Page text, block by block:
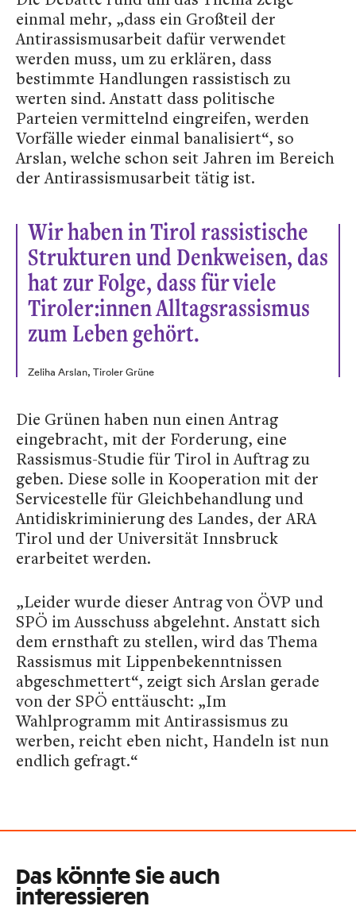
einmal mehr, „dass ein Großteil der
Antirassismusarbeit dafür verwendet
werden muss, um zu erklären, dass
bestimmte Handlungen rassistisch zu
werten sind. Anstatt dass politische
Parteien vermittelnd eingreifen, werden
Vorfälle wieder einmal banalisiert“, so
Arslan, welche schon seit Jahren im Bereich
der Antirassismusarbeit tätig ist.
Wir haben in Tirol rassistische
Strukturen und Denkweisen, das
hat zur Folge, dass für viele
Tiroler:innen Alltagsrassismus
zum Leben gehört.
Zeliha Arslan, Tiroler Grüne
Die Grünen haben nun einen Antrag
eingebracht, mit der Forderung, eine
Rassismus-Studie für Tirol in Auftrag zu
geben. Diese solle in Kooperation mit der
Servicestelle für Gleichbehandlung und
Antidiskriminierung des Landes, der ARA
Tirol und der Universität Innsbruck
erarbeitet werden.
„Leider wurde dieser Antrag von ÖVP und
SPÖ im Ausschuss abgelehnt. Anstatt sich
dem ernsthaft zu stellen, wird das Thema
Rassismus mit Lippenbekenntnissen
abgeschmettert“, zeigt sich Arslan gerade
von der SPÖ enttäuscht: „Im
Wahlprogramm mit Antirassismus zu
werben, reicht eben nicht, Handeln ist nun
endlich gefragt.“
Das könnte Sie auch
interessieren